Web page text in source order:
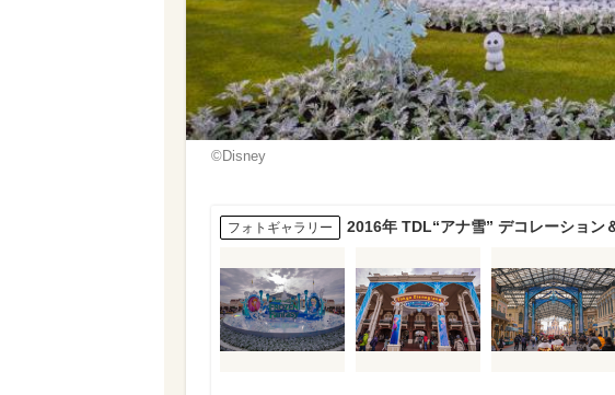
©Disney
フォトギャラリー 2016年 TDL“アナ雪” デコレーション